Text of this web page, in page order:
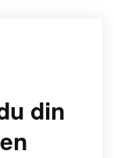
din